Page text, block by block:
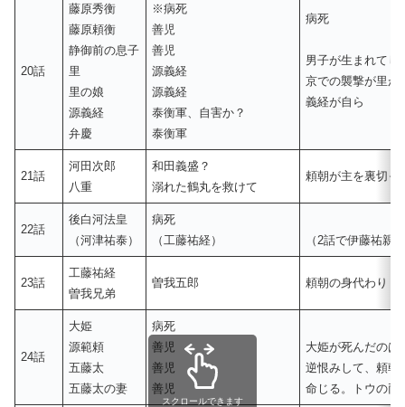
20話
藤原秀衡
藤原頼衡
静御前の息子
里
里の娘
源義経
弁慶
※病死
善児
善児
源義経
源義経
泰衡軍、自害か？
泰衡軍
病死
男子が生まれてし
京での襲撃が里が
義経が自ら
21話
河田次郎
八重
和田義盛？
溺れた鶴丸を救けて
頼朝が主を裏切っ
22話
後白河法皇
（河津祐泰）
病死
（工藤祐経）
（2話で伊藤祐親
23話
工藤祐経
曽我兄弟
曽我五郎 頼朝の身代わり
24話
大姫
源範頼
五藤太
五藤太の妻
病死
善児
善児
善児
大姫が死んだのは
逆恨みして、頼朝
命じる。トウの両
スクロールできます